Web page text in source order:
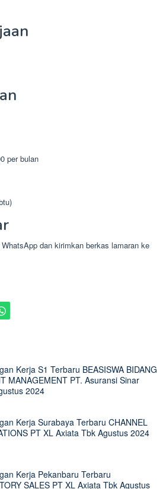
per bulan
dan kirimkan berkas lamaran ke
Kerja S1 Terbaru BEASISWA BIDANG
MANAGEMENT PT. Asuransi Sinar
2024
Kerja Surabaya Terbaru CHANNEL
PT XL Axiata Tbk Agustus 2024
Kerja Pekanbaru Terbaru
SALES PT XL Axiata Tbk Agustus